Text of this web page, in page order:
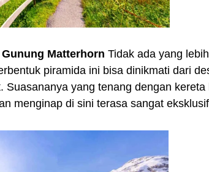
Matterhorn Tidak ada yang
piramida ini bisa dinikmati dari
Suasananya yang tenang dengan
menginap di sini terasa sangat